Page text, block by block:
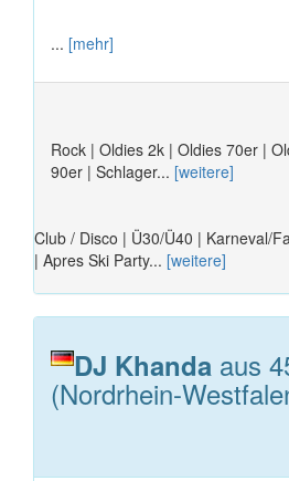
... [mehr]
Rock | Oldies 2k | Oldies 70er |
90er | Schlager... [weitere]
Club / Disco | Ü30/Ü40 | Karneval/
| Apres Ski Party... [weitere]
DJ Khanda aus
(Nordrhein-